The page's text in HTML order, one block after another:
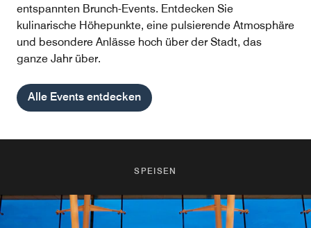
entspannten Brunch-Events. Entdecken Sie
kulinarische Höhepunkte, eine pulsierende Atmosphäre
und besondere Anlässe hoch über der Stadt, das
ganze Jahr über.
Alle Events entdecken
SPEISEN